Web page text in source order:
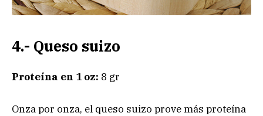
4.- Queso suizo
Proteína en 1 oz: 8 gr
Onza por onza, el queso suizo prove más proteína